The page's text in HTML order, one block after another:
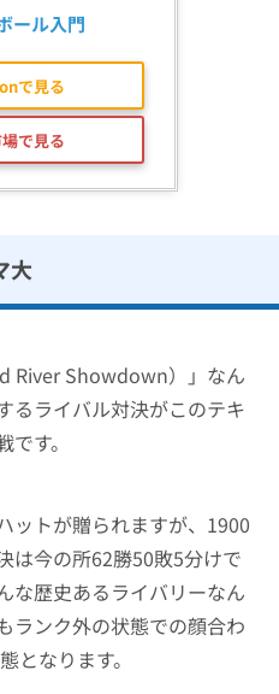
ール入門
で見る
で見る
大
River Showdown）」なん
るライバル対決がこのテキ
す。
ットが贈られますが、1900
は今の所62勝50敗5分けで
な歴史あるライバリーなん
ランク外の状態での顔合わ
となります。